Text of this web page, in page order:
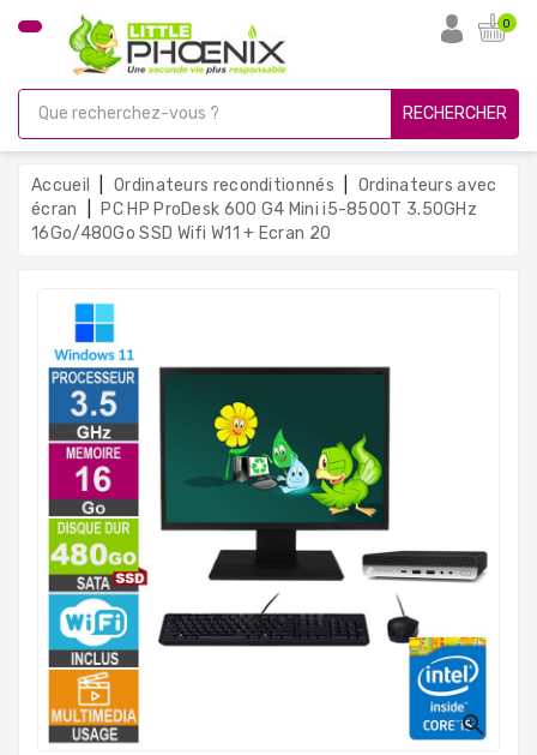
CATÉGORIE
Gamer
Unités
Centrales
Reconditionnées
Ordinateurs
Portables
Mesure
Tout-
0
RECHERCHER
Accueil Ordinateurs reconditionnés
Ordinateurs avec
écran
PC HP ProDesk 600 G4 Mini i5-8500T 3.50GHz
16Go/480Go SSD Wifi W11 + Ecran 20
